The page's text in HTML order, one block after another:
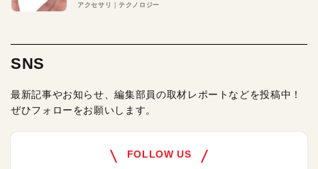
アクセサリ テクノロジー
SNS
最新記事やお知らせ、編集部員の取材レポートなどを投稿中！
ぜひフォローをお願いします。
FOLLOW US